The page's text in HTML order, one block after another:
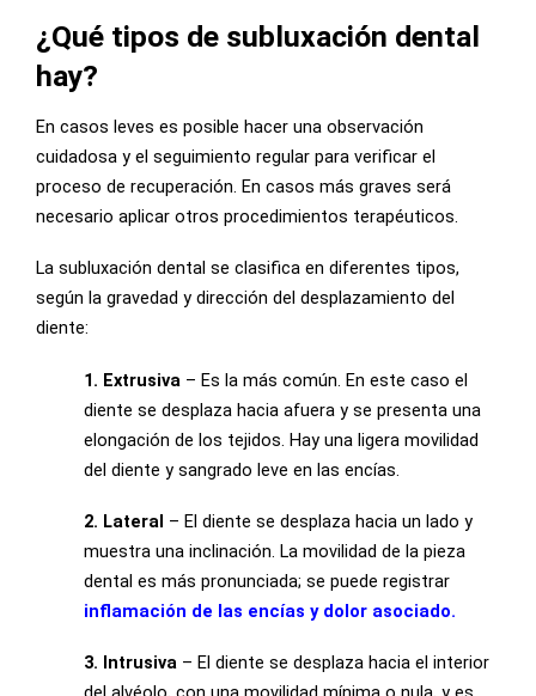
¿Qué tipos de subluxación dental
hay?
En casos leves es posible hacer una observación
cuidadosa y el seguimiento regular para verificar el
proceso de recuperación. En casos más graves será
necesario aplicar otros procedimientos terapéuticos.
La subluxación dental se clasifica en diferentes tipos,
según la gravedad y dirección del desplazamiento del
diente:
1. Extrusiva – Es la más común. En este caso el
diente se desplaza hacia afuera y se presenta una
elongación de los tejidos. Hay una ligera movilidad
del diente y sangrado leve en las encías.
2. Lateral – El diente se desplaza hacia un lado y
muestra una inclinación. La movilidad de la pieza
dental es más pronunciada; se puede registrar
inflamación de las encías y dolor asociado.
3. Intrusiva – El diente se desplaza hacia el interior